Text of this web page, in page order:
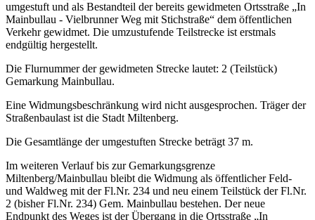
umgestuft und als Bestandteil der bereits gewidmeten Ortsstraße „In
Mainbullau - Vielbrunner Weg mit Stichstraße“ dem öffentlichen
Verkehr gewidmet. Die umzustufende Teilstrecke ist erstmals
endgültig hergestellt.
Die Flurnummer der gewidmeten Strecke lautet: 2 (Teilstück)
Gemarkung Mainbullau.
Eine Widmungsbeschränkung wird nicht ausgesprochen. Träger der
Straßenbaulast ist die Stadt Miltenberg.
Die Gesamtlänge der umgestuften Strecke beträgt 37 m.
Im weiteren Verlauf bis zur Gemarkungsgrenze
Miltenberg/Mainbullau bleibt die Widmung als öffentlicher Feld-
und Waldweg mit der Fl.Nr. 234 und neu einem Teilstück der Fl.Nr.
2 (bisher Fl.Nr. 234) Gem. Mainbullau bestehen. Der neue
Endpunkt des Weges ist der Übergang in die Ortsstraße „In